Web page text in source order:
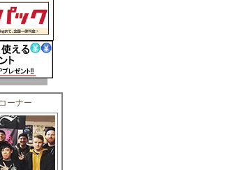
ーナー